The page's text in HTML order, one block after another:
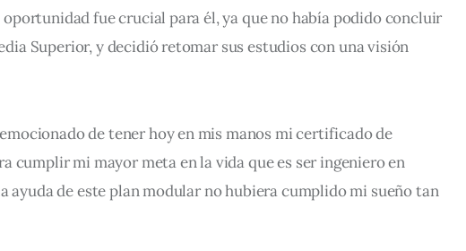
oportunidad fue crucial para él, ya que no había podido concluir
Superior, y decidió retomar sus estudios con una visión
de tener hoy en mis manos mi certificado de
cumplir mi mayor meta en la vida que es ser ingeniero en
ayuda de este plan modular no hubiera cumplido mi sueño tan